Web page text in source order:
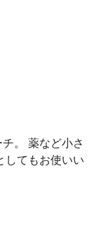
。 薬など小さ
してもお使いい